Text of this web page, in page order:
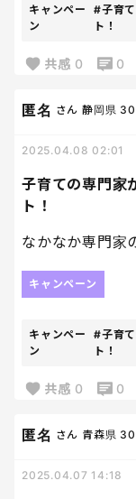
キャンペー
ン
#子育
ト！
共感 0 0
子育ての専門家
ト！
匿名 さん 静岡県
2025.04.08 02:01
なかなか専門家
キャンペーン
キャンペー
ン
#子育
ト！
共感 0 0
匿名 さん 青森県
2025.04.07 14:18